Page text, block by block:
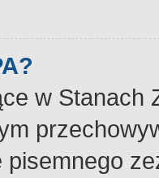
w Stanach
pisemnego